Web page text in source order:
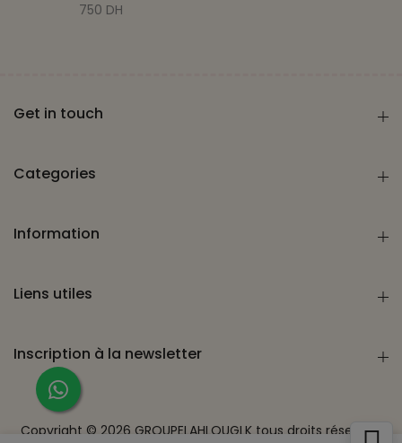
750 DH
Get in touch
Categories
Information
Liens utiles
Inscription à la newsletter
Copyright © 2026 GROUPELAHLOUGLK tous droits réservés.